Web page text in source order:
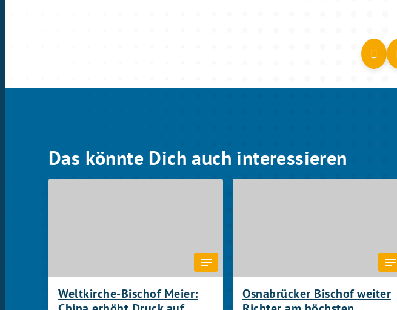
Das könnte Dich auch interessieren
Weltkirche-Bischof Meier:
Osnabrücker Bischof weiter